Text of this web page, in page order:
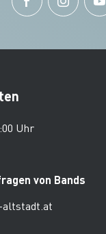
Uhr
von Bands
altstadt.at